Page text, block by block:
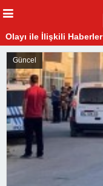
Olayı ile İlişkili Haberler
Güncel